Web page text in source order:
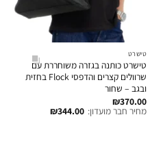
טישרט
טישרט כותנה בגזרה משוחררת עם
שרוולים קצרים והדפסי Flock בחזית
ובגב – שחור
₪370.00
מחיר חבר מועדון: ₪344.00